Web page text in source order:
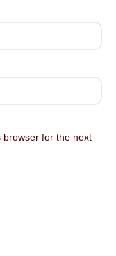
browser for the next